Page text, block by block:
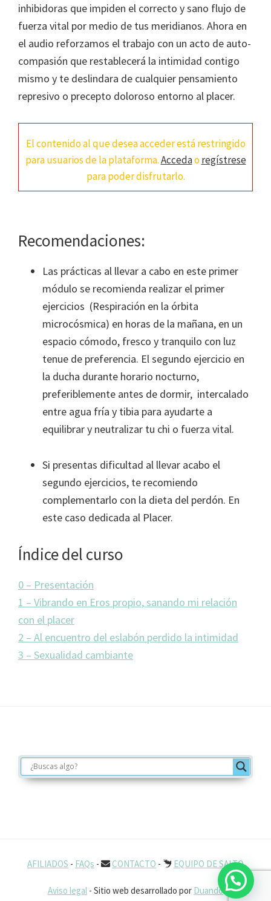
inhibidoras que impiden el correcto y sano flujo de
fuerza vital por medio de tus meridianos. Ahora en
el audio reforzamos el trabajo con un acto de auto-
compasión que restablecerá la intimidad contigo
mismo y te deslindara de cualquier pensamiento
represivo o precepto doloroso entorno al placer.
El contenido al que desea acceder está restringido
para usuarios de la plataforma.Accedaoregístrese
para poder disfrutarlo.
Recomendaciones:
Las prácticas al llevar a cabo en este primer
módulo se recomienda realizar el primer
ejercicios (Respiración en la órbita
microcósmica) en horas de la mañana, en un
espacio cómodo, fresco y tranquilo con luz
tenue de preferencia. El segundo ejercicio en
la ducha durante horario nocturno,
preferiblemente antes de dormir, intercalado
entre agua fría y tibia para ayudarte a
equilibrar y neutralizar tu chi o fuerza vital.
Si presentas dificultad al llevar acabo el
segundo ejercicios, te recomiendo
complementarlo con la dieta del perdón. En
este caso dedicada al Placer.
Índice del curso
0 – Presentación
1 – Vibrando en Eros propio, sanando mi relación
con el placer
2 – Al encuentro del eslabón perdido la intimidad
3 – Sexualidad cambiante
Footer
AFILIADOS - FAQs - CONTACTO - EQUIPO DE SALTO
Aviso legal - Sitio web desarrollado por Duando